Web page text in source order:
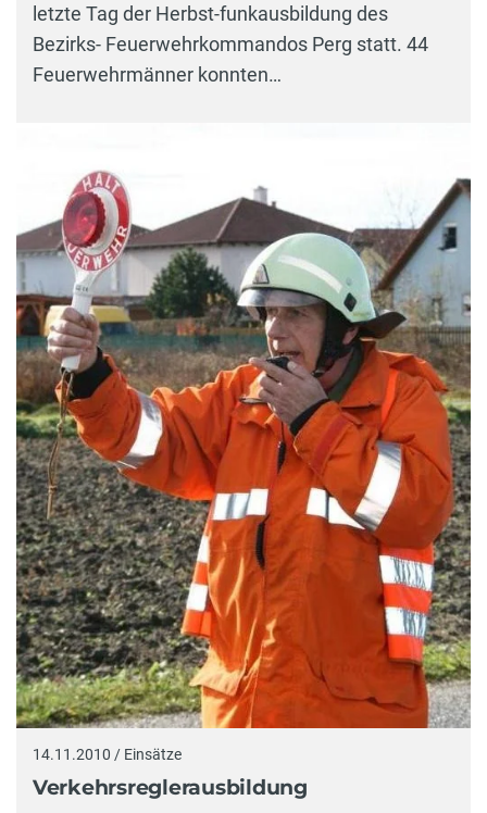
letzte Tag der Herbst-funkausbildung des
Bezirks- Feuerwehrkommandos Perg statt. 44
Feuerwehrmänner konnten…
14.11.2010 / Einsätze
Verkehrsreglerausbildung